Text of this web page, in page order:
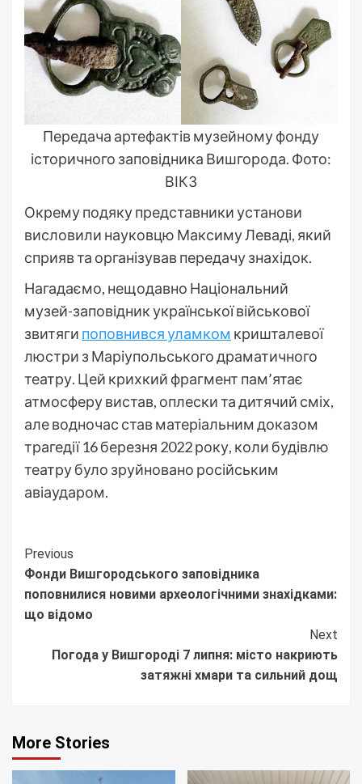
Передача артефактів музейному фонду
історичного заповідника Вишгорода. Фото:
ВІКЗ
Окрему подяку представники установи
висловили науковцю Максиму Леваді, який
сприяв та організував передачу знахідок.
Нагадаємо, нещодавно Національний
музей-заповідник української військової
звитяги поповнився уламком кришталевої
люстри з Маріупольського драматичного
театру. Цей крихкий фрагмент пам’ятає
атмосферу вистав, оплески та дитячий сміх,
але водночас став матеріальним доказом
трагедії 16 березня 2022 року, коли будівлю
театру було зруйновано російським
авіаударом.
Continue
Reading
Previous
Фонди Вишгородського заповідника
поповнилися новими археологічними знахідками:
що відомо
Next
Погода у Вишгороді 7 липня: місто накриють
затяжні хмари та сильний дощ
More Stories